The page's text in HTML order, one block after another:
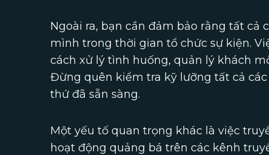
Ngoài ra, bạn cần đảm bảo rằng tất cả
mình trong thời gian tổ chức sự kiện.
cách xử lý tình huống, quản lý khách
Đừng quên kiểm tra kỹ lưỡng tất cả
thứ đã sẵn sàng.
Một yếu tố quan trọng khác là việc
hoạt động quảng bá trên các kênh